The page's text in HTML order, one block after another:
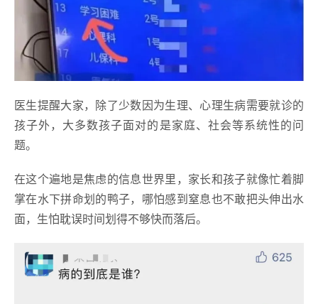
医生提醒大家，除了少数因为生理、心理生病需要就诊的
孩子外，大多数孩子面对的是家庭、社会等系统性的问
题。
在这个遍地是焦虑的信息世界里，家长和孩子就像忙着脚
掌在水下拼命划的鸭子，哪怕感到窒息也不敢把头伸出水
面，生怕耽误时间划得不够快而落后。